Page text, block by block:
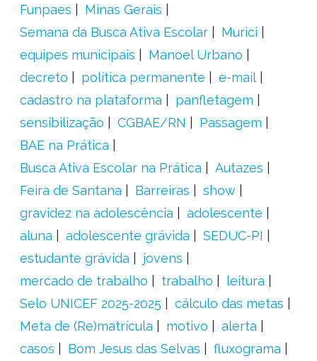
Funpaes
Minas Gerais
Semana da Busca Ativa Escolar
Murici
equipes municipais
Manoel Urbano
decreto
política permanente
e-mail
cadastro na plataforma
panfletagem
sensibilização
CGBAE/RN
Passagem
BAE na Prática
Busca Ativa Escolar na Prática
Autazes
Feira de Santana
Barreiras
show
gravidez na adolescência
adolescente
aluna
adolescente grávida
SEDUC-PI
estudante grávida
jovens
mercado de trabalho
trabalho
leitura
Selo UNICEF 2025-2025
cálculo das metas
Meta de (Re)matrícula
motivo
alerta
casos
Bom Jesus das Selvas
fluxograma